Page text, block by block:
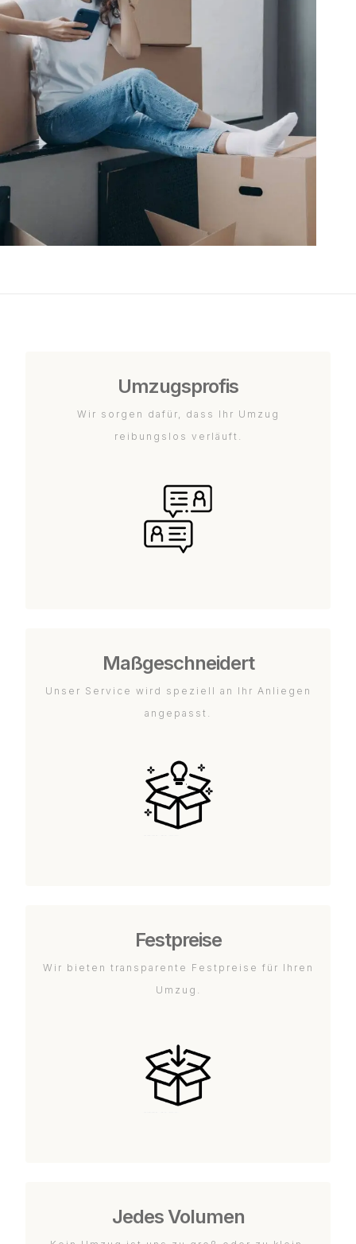
Umzugsprofis
Wir sorgen dafür, dass Ihr Umzug
reibungslos verläuft.
Maßgeschneidert
Unser Service wird speziell an Ihr Anliegen
angepasst.
Festpreise
Wir bieten transparente Festpreise für Ihren
Umzug.
Jedes Volumen